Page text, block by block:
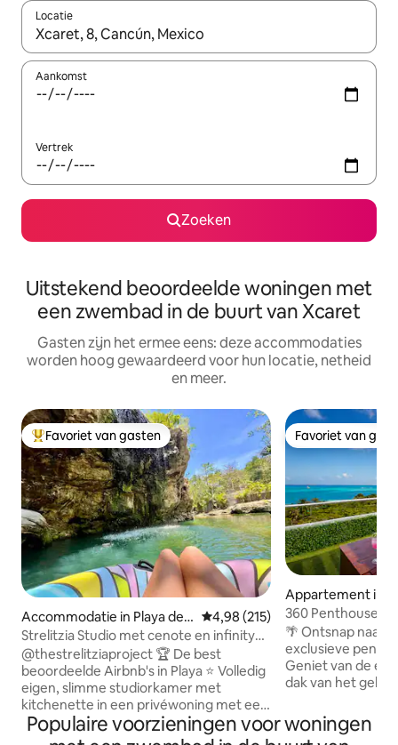
Locatie
Wanneer er suggesties beschikbaar zijn, maak je een keuze
Aankomst
Vertrek
Zoeken
Uitstekend beoordeelde woningen met
een zwembad in de buurt van Xcaret
Gasten zijn het ermee eens: deze accommodaties
worden hoog gewaardeerd voor hun locatie, netheid
en meer.
Topfavoriet van gasten
Favoriet van gasten
Accommodatie in Playa del
Carmen
Gemiddelde beoordeling van
4,98 (215)
Strelitzia Studio met cenote en infinity
pool
@thestrelitziaproject 🏆 De best
beoordeelde Airbnb's in Playa ⭐️ Volledig
eigen, slimme studiorkamer met
kitchenette in een privéwoning met een
waarde van meer dan $ 1 miljoen Word
wakker in een bed met traagschuim en
Favoriet van
Favoriet van
Appartement in
360 Penthouse -
zwembad op het
🌴 Ontsnap naar
exclusieve
Geniet van de
dak van het
Direct tegenover
veerboot naar Isla
Populaire voorzieningen voor woningen